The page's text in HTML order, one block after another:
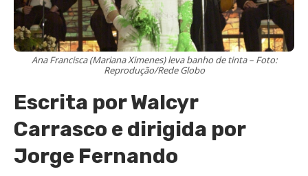
Ana Francisca (Mariana Ximenes) leva banho de tinta – Foto:
Reprodução/Rede Globo
Escrita por Walcyr
Carrasco e dirigida por
Jorge Fernando